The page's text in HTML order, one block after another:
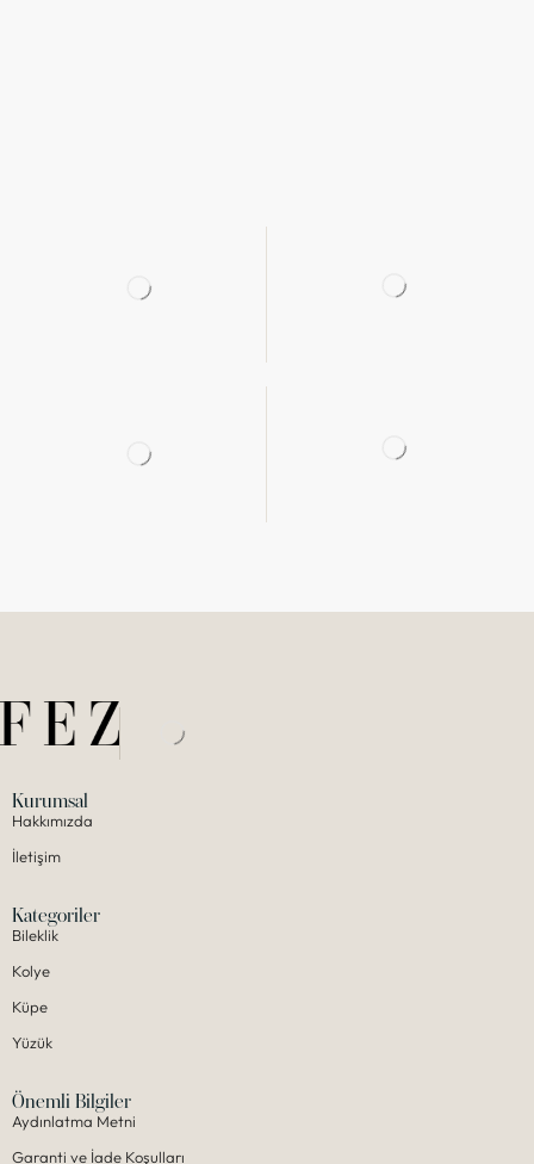
Kurumsal
Hakkımızda
İletişim
Kategoriler
Bileklik
Kolye
Küpe
Yüzük
Önemli Bilgiler
Aydınlatma Metni
Garanti ve İade Koşulları